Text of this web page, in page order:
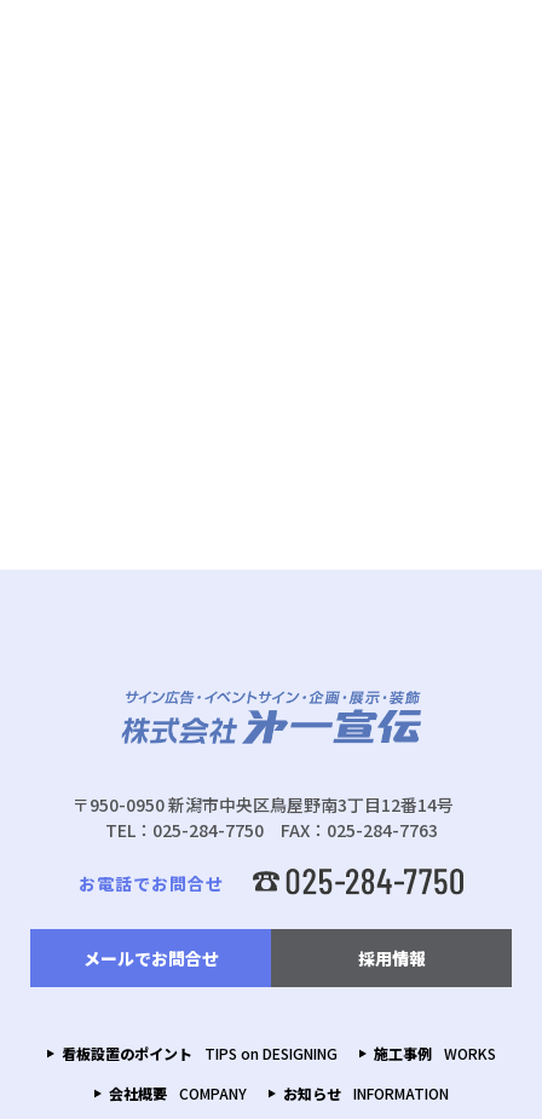
〒950-0950 新潟市中央区鳥屋野南3丁目12番14号
TEL：025-284-7750 FAX：025-284-7763
お電話でお問合せ
メールでお問合せ 採用情報
看板設置のポイント TIPS on DESIGNING 施工事例
WORKS
会社概要
COMPANY お知らせ INFORMATION